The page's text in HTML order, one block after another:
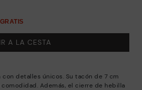
GRATIS
A LA CESTA
detalles únicos. Su tacón de 7 cm
Además, el cierre de hebilla